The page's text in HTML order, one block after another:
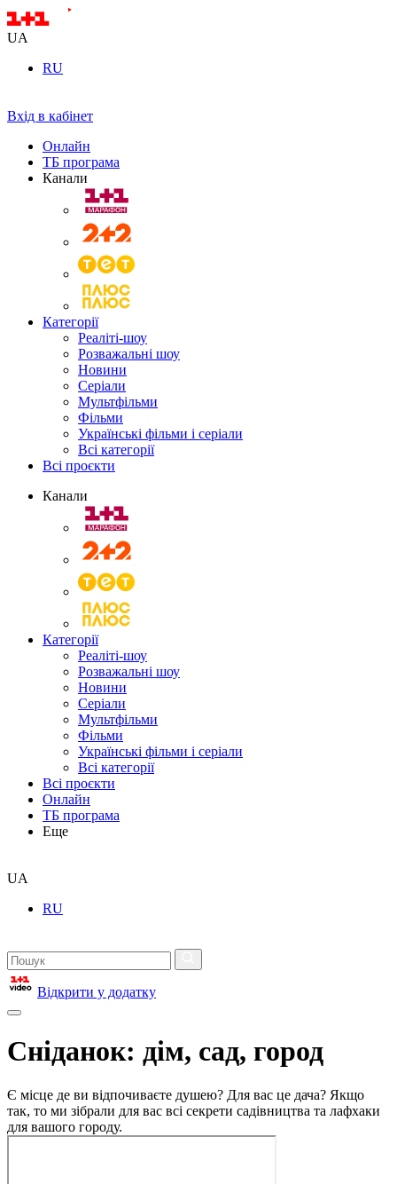
UA
RU
Вхід в кабінет
Онлайн
ТБ програма
Канали
Категорії
Реаліті-шоу
Розважальні шоу
Новини
Серіали
Мультфільми
Фільми
Українські фільми і серіали
Всі категорії
Всі проєкти
Канали
Категорії
Реаліті-шоу
Розважальні шоу
Новини
Серіали
Мультфільми
Фільми
Українські фільми і серіали
Всі категорії
Всі проєкти
Онлайн
ТБ програма
Еще
UA
RU
Відкрити у додатку
Сніданок: дім, сад, город
Є місце де ви відпочиваєте душею? Для вас це дача? Якщо
так, то ми зібрали для вас всі секрети садівництва та лафхаки
для вашого городу.